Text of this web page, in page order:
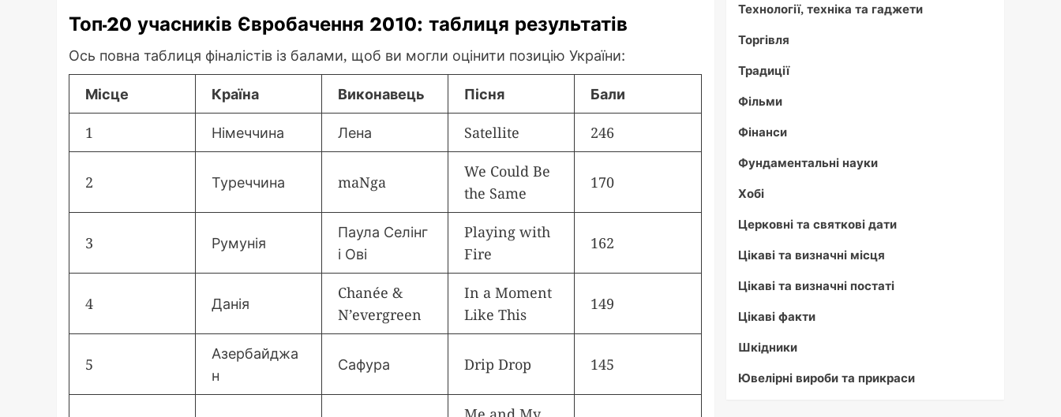
Топ-20 учасників Євробачення 2010: таблиця результатів
Ось повна таблиця фіналістів із балами, щоб ви могли оцінити позицію України:
Місце Країна Виконавець Пісня Бали
1 Німеччина Лена Satellite 246
2 Туреччина maNga
We Could Be
the Same
170
3 Румунія
Паула Селінг
і Ові
Playing with
Fire
162
4 Данія
Chanée &
N’evergreen
In a Moment
Like This
149
5
Азербайджа
н
Сафура Drip Drop 145
Технології, техніка та гаджети
Торгівля
Традиції
Фільми
Фінанси
Фундаментальні науки
Хобі
Церковні та святкові дати
Цікаві та визначні місця
Цікаві та визначні постаті
Цікаві факти
Шкідники
Ювелірні вироби та прикраси